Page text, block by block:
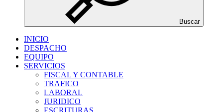
Buscar
INICIO
DESPACHO
EQUIPO
SERVICIOS
FISCAL Y CONTABLE
TRAFICO
LABORAL
JURIDICO
ESCRITURAS